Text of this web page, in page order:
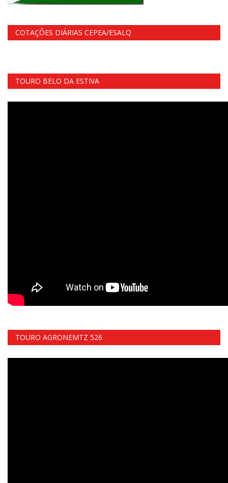
COTAÇÕES DIÁRIAS CEPEA/ESALQ
TOURO BELO DA ESTIVA
TOURO AGRONEMTZ 526